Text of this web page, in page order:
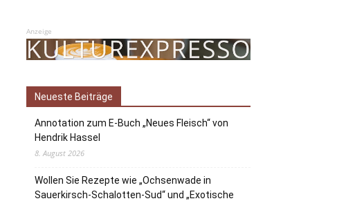
Anzeige
Neueste Beiträge
Annotation zum E-Buch „Neues Fleisch“ von
Hendrik Hassel
8. August 2026
Wollen Sie Rezepte wie „Ochsenwade in
Sauerkirsch-Schalotten-Sud“ und „Exotische